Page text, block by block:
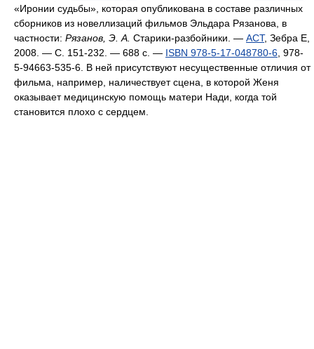
«Иронии судьбы», которая опубликована в составе различных
сборников из новеллизаций фильмов Эльдара Рязанова, в
частности: Рязанов, Э. А. Старики-разбойники. — АСТ, Зебра Е,
2008. — С. 151-232. — 688 с. — ISBN 978-5-17-048780-6 , 978-
5-94663-535-6 . В ней присутствуют несущественные отличия от
фильма, например, наличествует сцена, в которой Женя
оказывает медицинскую помощь матери Нади, когда той
становится плохо с сердцем.